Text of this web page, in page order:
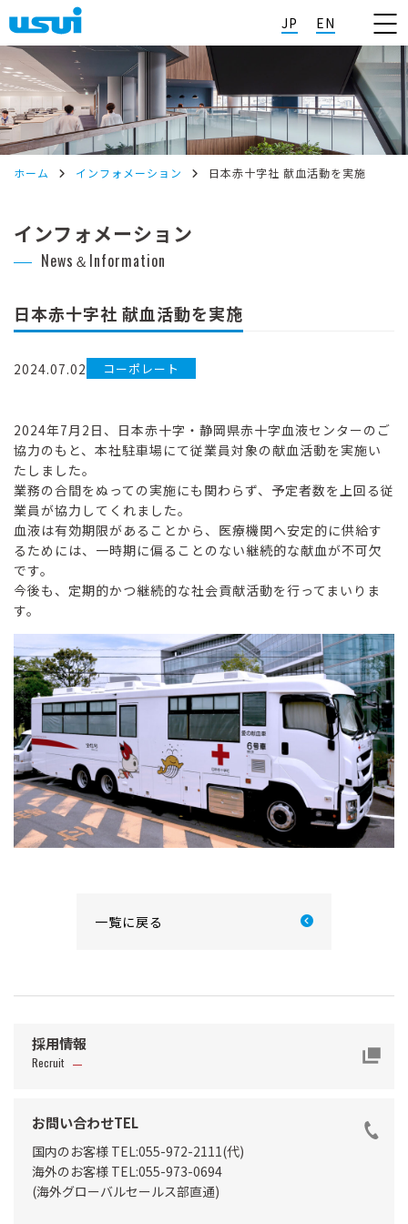
JP EN
ホーム インフォメーション 日本赤十字社 献血活動を実施
インフォメーション
News＆Information
日本赤十字社 献血活動を実施
2024.07.02 コーポレート
2024年7月2日、日本赤十字・静岡県赤十字血液センターのご
協力のもと、本社駐車場にて従業員対象の献血活動を実施い
たしました。
業務の合間をぬっての実施にも関わらず、予定者数を上回る従
業員が協力してくれました。
血液は有効期限があることから、医療機関へ安定的に供給す
るためには、一時期に偏ることのない継続的な献血が不可欠
です。
今後も、定期的かつ継続的な社会貢献活動を行ってまいりま
す。
一覧に戻る
採用情報
Recruit
お問い合わせTEL
国内のお客様 TEL:055-972-2111(代)
海外のお客様 TEL:055-973-0694
(海外グローバルセールス部直通)